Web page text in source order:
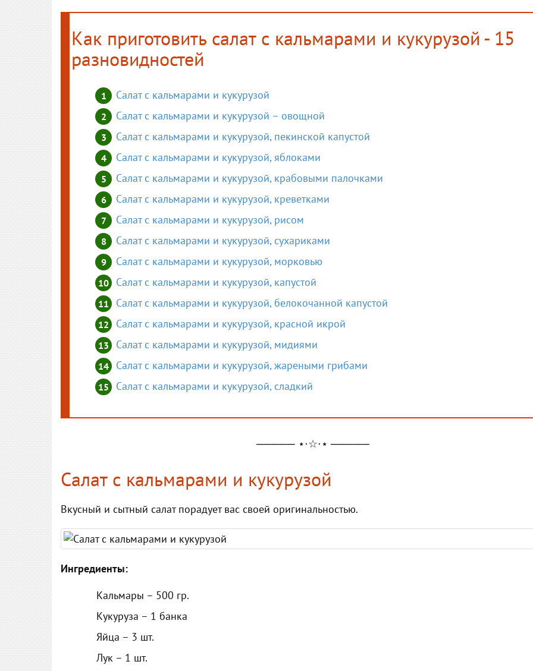
Как приготовить салат с кальмарами и кукурузой - 15
разновидностей
Салат с кальмарами и кукурузой
Салат с кальмарами и кукурузой – овощной
Салат с кальмарами и кукурузой, пекинской капустой
Салат с кальмарами и кукурузой, яблоками
Салат с кальмарами и кукурузой, крабовыми палочками
Салат с кальмарами и кукурузой, креветками
Салат с кальмарами и кукурузой, рисом
Салат с кальмарами и кукурузой, сухариками
Салат с кальмарами и кукурузой, морковью
Салат с кальмарами и кукурузой, капустой
Салат с кальмарами и кукурузой, белокочанной капустой
Салат с кальмарами и кукурузой, красной икрой
Салат с кальмарами и кукурузой, мидиями
Салат с кальмарами и кукурузой, жареными грибами
Салат с кальмарами и кукурузой, сладкий
───── ⋆⋅☆⋅⋆ ─────
Салат с кальмарами и кукурузой
Вкусный и сытный салат порадует вас своей оригинальностью.
Ингредиенты:
Кальмары – 500 гр.
Кукуруза – 1 банка
Яйца – 3 шт.
Лук – 1 шт.